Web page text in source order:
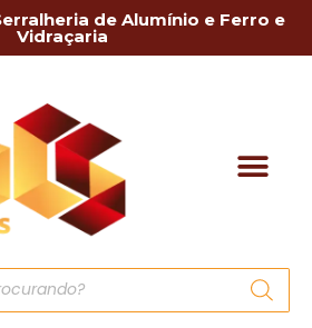
de Alumínio e Ferro e
Vidraçaria